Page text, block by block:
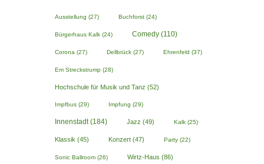
Ausstellung (27) Buchforst(24)
Bürgerhaus Kalk(24) Comedy(110)
Corona (27) Dellbrück(27) Ehrenfeld (37)
Em Streckstrump(28)
Hochschule für Musik und Tanz (52)
Impfbus(29) Impfung (29)
Innenstadt(184) Jazz (49) Kalk(25)
Klassik (45) Konzert(47) Party(22)
Sonic Ballroom(26) Wirtz-Haus (86)